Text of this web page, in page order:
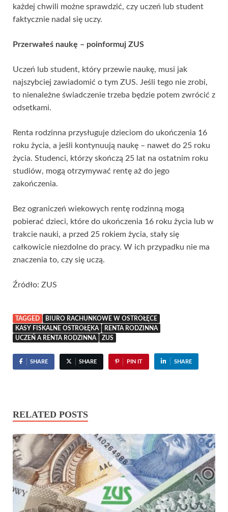
każdej chwili możne sprawdzić, czy uczeń lub student
faktycznie nadal się uczy.
Przerwałeś naukę – poinformuj ZUS
Uczeń lub student, który przewie naukę, musi jak
najszybciej zawiadomić o tym ZUS. Jeśli tego nie zrobi,
to nienależne świadczenie trzeba będzie potem zwrócić z
odsetkami.
Renta rodzinna przysługuje dzieciom do ukończenia 16
roku życia, a jeśli kontynuują naukę – nawet do 25 roku
życia. Studenci, którzy skończą 25 lat na ostatnim roku
studiów, mogą otrzymywać rentę aż do jego
zakończenia.
Bez ograniczeń wiekowych rentę rodzinną mogą
pobierać dzieci, które do ukończenia 16 roku życia lub w
trakcie nauki, a przed 25 rokiem życia, stały się
całkowicie niezdolne do pracy. W ich przypadku nie ma
znaczenia to, czy się uczą.
Źródło: ZUS
TAGGED
BIURO RACHUNKOWE W OSTROŁĘCE
KASY FISKALNE OSTROŁĘKA
RENTA RODZINNA
UCZEŃ A RENTA RODZINNA
ZUS
SHARE SHARE PIN IT SHARE
RELATED POSTS